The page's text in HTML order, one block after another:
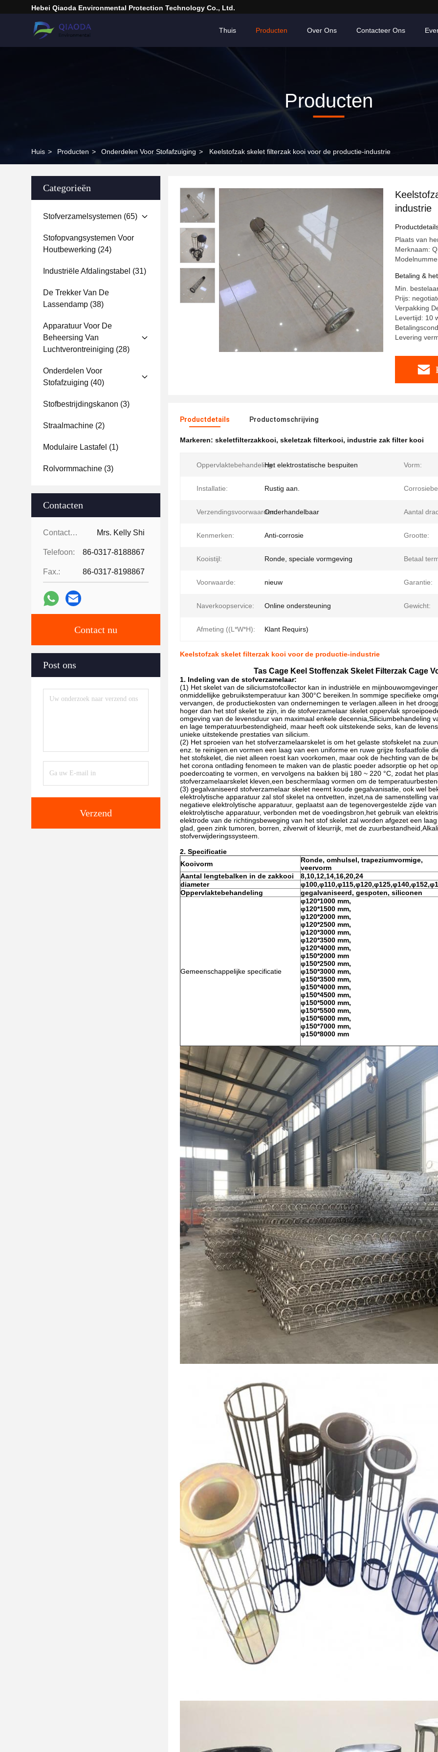
Hebei Qiaoda Environmental Protection Technology Co., Ltd.
Thuis Producten Over Ons Contacteer Ons
Producten
Huis > Producten > Onderdelen Voor Stofafzuiging > Keelstofzak skelet filterzak kooi voor de productie-industrie
Categorieën
Stofverzamelsystemen (65)
Stofopvangsystemen Voor
Houtbewerking (24)
Industriële Afdalingstabel (31)
De Trekker Van De
Lassendamp (38)
Apparatuur Voor De
Beheersing Van
Luchtverontreiniging (28)
Onderdelen Voor
Stofafzuiging (40)
Stofbestrijdingskanon (3)
Straalmachine (2)
Modulaire Lastafel (1)
Rolvormmachine (3)
Contacten
Contacten: Mrs. Kelly Shi
Telefoon: 86-0317-8188867
Fax.: 86-0317-8198867
Contact nu
Post ons
Verzend
industrie
Plaats van
Merknaam:
Betaling &
Min.
Prijs:
Verpakking
Levertijd: 10
Levering
Productdetails Productomschrijving
Markeren: skeletfilterzakkooi, skeletzak filterkooi, industrie zak filter kooi
Oppervlaktebehandeling:Het elektrostatische bespuiten Vorm:
Installatie: Rustig aan.
Verzendingsvoorwaarden:Onderhandelbaar Aantal
Kenmerken: Anti-corrosie Grootte:
Kooistijl: Ronde, speciale vormgeving Betaal
Voorwaarde: nieuw Garantie:
Naverkoopservice: Online ondersteuning Gewicht:
Afmeting ((L*W*H): Klant Requirs)
Keelstofzak skelet filterzak kooi voor de productie-industrie
Tas Cage Keel Stoffenzak Skelet Filterzak Cage
1. Indeling van de stofverzamelaar:
(1) Het skelet van de siliciumstofcollector kan in industriële en
onmiddellijke gebruikstemperatuur kan 300°C bereiken.In sommige specifieke
vervangen, de productiekosten van ondernemingen te verlagen.alleen in het
hoger dan het stof skelet te zijn, in de stofverzamelaar skelet oppervlak
omgeving van de levensduur van maximaal enkele decennia,Siliciumbehandeling
en lage temperatuurbestendigheid, maar heeft ook uitstekende seks, kan de
unieke uitstekende prestaties van silicium.
(2) Het sproeien van het stofverzamelaarskelet is om het gelaste stofskelet na
enz. te reinigen.en vormen een laag van een uniforme en ruwe grijze fosfaatfolie
het stofskelet, die niet alleen roest kan voorkomen, maar ook de hechting van de
het corona ontlading fenomeen te maken van de plastic poeder adsorptie op het
poedercoating te vormen, en vervolgens na bakken bij 180 ~ 220 °C, zodat het
stofverzamelaarskelet kleven,een beschermlaag vormen om de
(3) gegalvaniseerd stofverzamelaar skelet neemt koude gegalvanisatie, ook wel
elektrolytische apparatuur zal stof skelet na ontvetten, inzet,na de samenstelling
negatieve elektrolytische apparatuur, geplaatst aan de tegenovergestelde zijde
elektrolytische apparatuur, verbonden met de voedingsbron,het gebruik van
elektrode van de richtingsbeweging van het stof skelet zal worden afgezet een
glad, geen zink tumoren, borren, zilverwit of kleurrijk, met de
stofverwijderingssysteem.
2. Specificatie
Kooivorm
Ronde, omhulsel, trapeziumvormige,
veervorm
Aantal lengtebalken in de zakkooi
8,10,12,14,16,20,24
diameter
φ100,φ110,φ115,φ120,φ125,φ
Oppervlaktebehandeling
gegalvaniseerd, gespoten, siliconen
Gemeenschappelijke specificatie
φ120*1000 mm,
φ120*1500 mm,
φ120*2000 mm,
φ120*2500 mm,
φ120*3000 mm,
φ120*3500 mm,
φ120*4000 mm,
φ150*2000 mm
φ150*2500 mm,
φ150*3000 mm,
φ150*3500 mm,
φ150*4000 mm,
φ150*4500 mm,
φ150*5000 mm,
φ150*5500 mm,
φ150*6000 mm,
φ150*7000 mm,
φ150*8000 mm